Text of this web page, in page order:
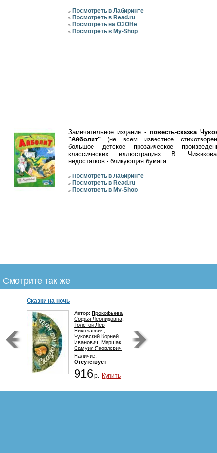
» Посмотреть в Лабиринте
» Посмотреть в Read.ru
» Посмотреть на ОЗОНе
» Посмотреть в My-Shop
Замечательное издание - повесть-сказка
"Айболит" (не всем известное
большое детское прозаическое
классических иллюстрациях В.
недостатков - бликующая бумага.
» Посмотреть в Лабиринте
» Посмотреть в Read.ru
» Посмотреть в My-Shop
Смотрите так же
Сказки на ночь
Автор: Прокофьева
Софья Леонидовна
Толстой Лев
Николаевич
Чуковский Корней
Иванович Маршак
Самуил Яковлевич
Наличие:
Отсутствует
916 р. Купить
постельке и хочет видеть хорошие